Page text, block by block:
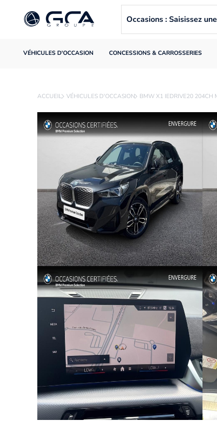
VÉHICULES D'OCCASION CONCESSIONS & CARROSSERIES
Occasions : Saisissez
ACCUEIL VÉHICULES D'OCCASION BMW X1 IEDRIVE20 204CH